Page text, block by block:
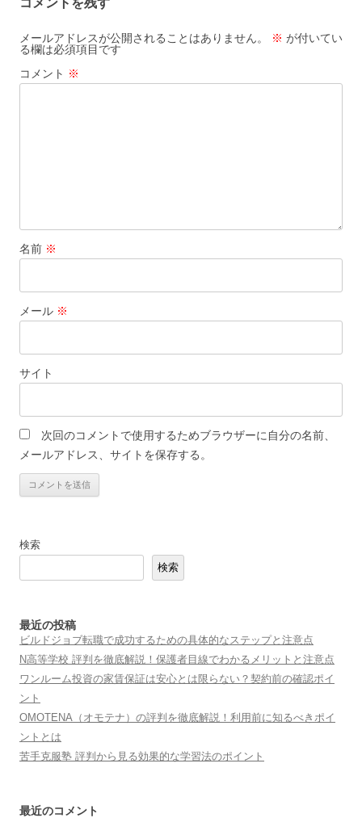
ー
シ
ョ
ン
コメントを残す
メールアドレスが公開されることはありません。 ※ が付いてい
る欄は必須項目です
コメント ※
名前 ※
メール ※
サイト
次回のコメントで使用するためブラウザーに自分の名前、
メールアドレス、サイトを保存する。
検索
検索
最近の投稿
ビルドジョブ転職で成功するための具体的なステップと注意点
N高等学校 評判を徹底解説！保護者目線でわかるメリットと注意点
ワンルーム投資の家賃保証は安心とは限らない？契約前の確認ポイ
ント
OMOTENA（オモテナ）の評判を徹底解説！利用前に知るべきポイ
ントとは
苦手克服塾 評判から見る効果的な学習法のポイント
最近のコメント